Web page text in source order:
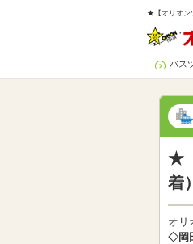
★【オリオン
バス
★
着
オリ
◇岡